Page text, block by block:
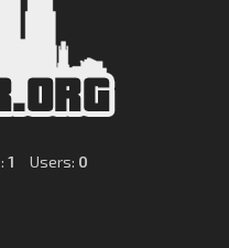
1 Users: 0